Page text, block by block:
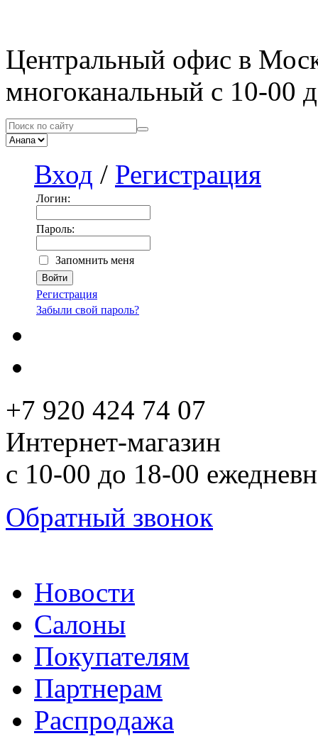
Центральный офис в
многоканальный с 10-00
Вход / Регистрация
Логин:
Пароль:
Запомнить меня
Регистрация
Забыли свой пароль?
+7 920 424 74 07
Интернет-магазин
с 10-00 до 18-00
Обратный звонок
Новости
Салоны
Покупателям
Партнерам
Распродажа